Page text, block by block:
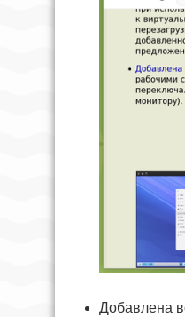
Добавлена